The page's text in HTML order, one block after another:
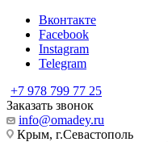
Вконтакте
Facebook
Instagram
Telegram
+7 978 799 77 25
Заказать звонок
info@omadey.ru
Крым, г.Севастополь